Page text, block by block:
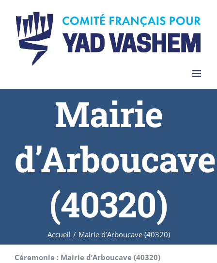
content
Mairie
d’Arboucave
(40320)
Accueil / Mairie d’Arboucave (40320)
Céremonie : Mairie d’Arboucave (40320)